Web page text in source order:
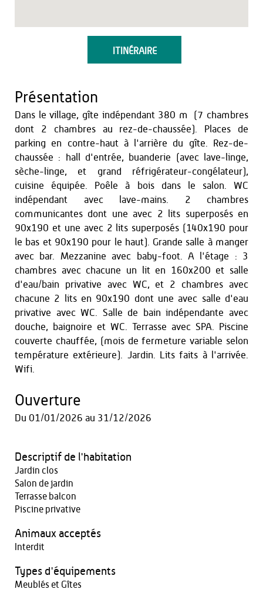
ITINÉRAIRE
Présentation
Dans le village, gîte indépendant 380 m² (7 chambres
dont 2 chambres au rez-de-chaussée). Places de
parking en contre-haut à l'arrière du gîte. Rez-de-
chaussée : hall d'entrée, buanderie (avec lave-linge,
sèche-linge, et grand réfrigérateur-congélateur),
cuisine équipée. Poêle à bois dans le salon. WC
indépendant avec lave-mains. 2 chambres
communicantes dont une avec 2 lits superposés en
90x190 et une avec 2 lits superposés (140x190 pour
le bas et 90x190 pour le haut). Grande salle à manger
avec bar. Mezzanine avec baby-foot. A l'étage : 3
chambres avec chacune un lit en 160x200 et salle
d'eau/bain privative avec WC, et 2 chambres avec
chacune 2 lits en 90x190 dont une avec salle d'eau
privative avec WC. Salle de bain indépendante avec
douche, baignoire et WC. Terrasse avec SPA. Piscine
couverte chauffée, (mois de fermeture variable selon
température extérieure). Jardin. Lits faits à l'arrivée.
Wifi.
Ouverture
Du 01/01/2026 au 31/12/2026
Descriptif de l'habitation
Jardin clos
Salon de jardin
Terrasse balcon
Piscine privative
Animaux acceptés
Interdit
Types d'équipements
Meublés et Gîtes